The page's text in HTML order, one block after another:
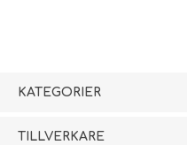
KATEGORIER
TILLVERKARE